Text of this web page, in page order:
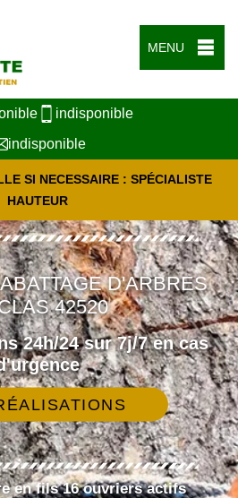
MENU
indisponible
indisponible
SI NECESSAIRE : SPÉCIALISTE
HAUTEUR
D'ARBRES
42520
24h/24 sur 7j/7 en cas
en fils 16 ouvriers actifs